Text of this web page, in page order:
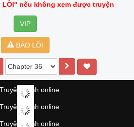
LỖI" nếu không xem được truyện
VIP
BÁO LỖI